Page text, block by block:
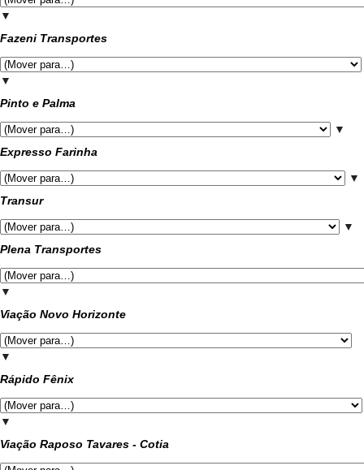
▼
Fazeni Transportes
▼
Pinto e Palma
▼
Expresso Farinha
▼
Transur
▼
Plena Transportes
▼
Viação Novo Horizonte
▼
Rápido Fênix
▼
Viação Raposo Tavares - Cotia